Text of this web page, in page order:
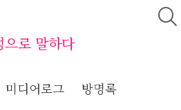
으로 말하다
미디어로그 방명록